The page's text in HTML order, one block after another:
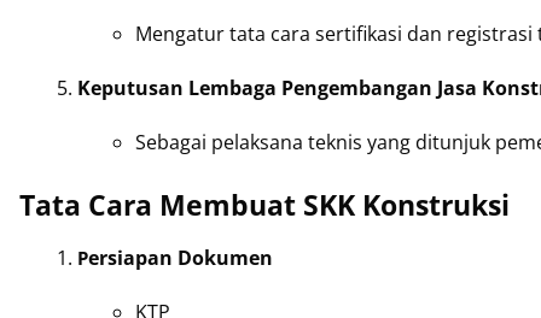
Mengatur tata cara sertifikasi dan registrasi
Keputusan Lembaga Pengembangan Jasa
Sebagai pelaksana teknis yang ditunjuk
Tata Cara Membuat SKK Konstruksi
Persiapan Dokumen
KTP